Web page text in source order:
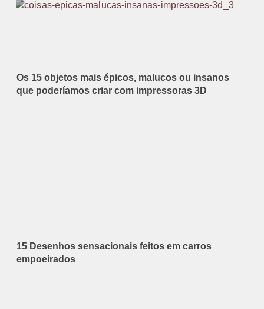
Os 15 objetos mais épicos, malucos ou insanos
que poderíamos criar com impressoras 3D
15 Desenhos sensacionais feitos em carros
empoeirados